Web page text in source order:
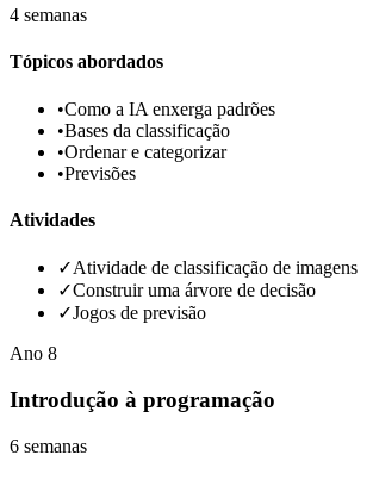
4 semanas
Tópicos abordados
•Como a IA enxerga padrões
•Bases da classificação
•Ordenar e categorizar
•Previsões
Atividades
✓Atividade de classificação de imagens
✓Construir uma árvore de decisão
✓Jogos de previsão
Ano 8
Introdução à programação
6 semanas